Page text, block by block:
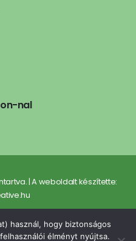
nal
| A weboldalt készítette:
használ, hogy biztonságos
élményt nyújtsa.